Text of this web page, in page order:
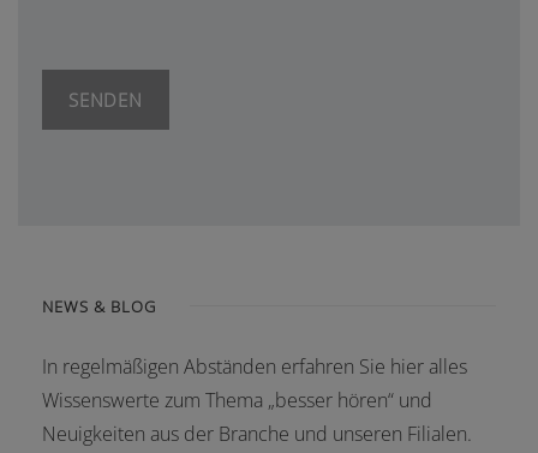
NEWS & BLOG
In regelmäßigen Abständen erfahren Sie hier alles
Wissenswerte zum Thema „besser hören“ und
Neuigkeiten aus der Branche und unseren Filialen.